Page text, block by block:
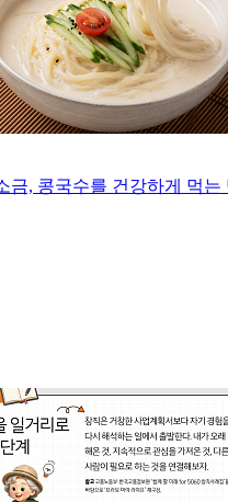
금, 콩국수를 건강하게 먹는